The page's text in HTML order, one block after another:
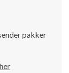
pakker